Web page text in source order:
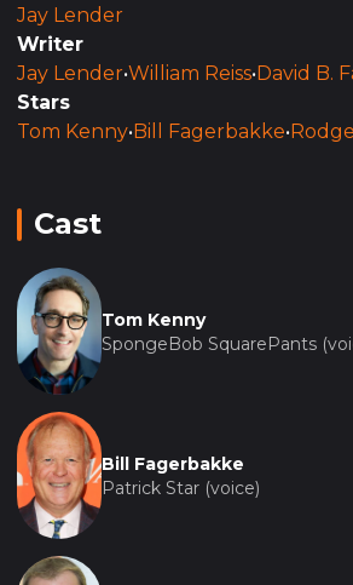
Jay Lender
Writer
Jay Lender•William Reiss• David B.
Stars
Tom Kenny• Bill Fagerbakke•
Cast
Tom Kenny
SpongeBob SquarePants
Bill Fagerbakke
Patrick Star (voice)